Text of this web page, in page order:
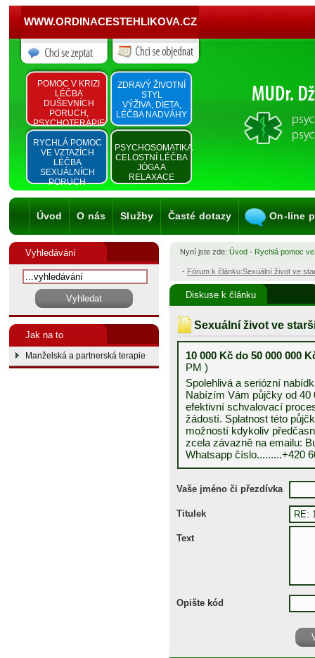
WWW.ORDINACESTEHLIKOVA.CZ
POMOC V KRIZI
LÉČBA
DUŠEVNÍCH
PORUCH,
PSYCHOTERAPIE
ZDRAVÝ ŽIVOTNÍ
STYL
VÝŽIVA, DIETA,
LÉČBA NADVÁHY
RYCHLÁ POMOC
VE VZTAZÍCH
LÉČBA
SEXUÁLNÍCH
PORUCH
PSYCHOSOMATIKA
CELOSTNÍ LÉČBA
JÓGA A
RELAXACE
Úvod O nás Služby Časté dotazy On-line
Vyhledávání
Jak na to
Manželská a partnerská terapie
Nyní jste zde: Úvod - Rychlá pomoc
- Fórum k článku:Sexuální život ve
Diskuse k článku
Sexuální život ve
10 000 Kč do 50 000 000
PM )
Spolehlivá a seriózní
Nabízím Vám půjčky od 40
efektivní schvalovací
žádostí. Splatnost této
možností kdykoliv
zcela závazně na emailu:
Whatsapp číslo.........+420
Vaše jméno či přezdívka
Titulek
Text
Opište kód